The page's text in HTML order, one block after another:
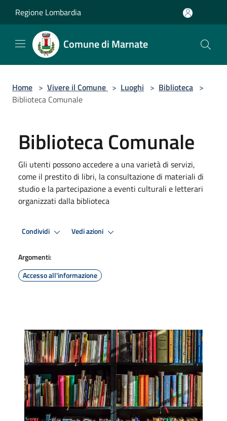
Regione Lombardia
Comune di Marnate
Home > Vivere il Comune > Luoghi > Biblioteca >
Biblioteca Comunale
Biblioteca Comunale
Gli utenti possono accedere a una varietà di servizi,
come il prestito di libri, la consultazione di materiali di
studio e la partecipazione a eventi culturali e letterari
organizzati dalla biblioteca
Condividi Vedi azioni
Argomenti:
Accesso all'informazione